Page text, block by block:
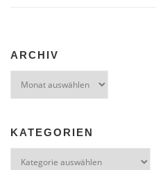
ARCHIV
KATEGORIEN